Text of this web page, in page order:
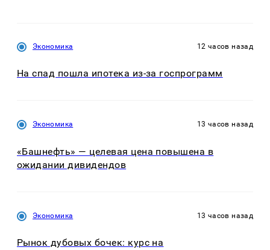
Экономика 12 часов назад
На спад пошла ипотека из-за госпрограмм
Экономика 13 часов назад
«Башнефть» — целевая цена повышена в
ожидании дивидендов
Экономика 13 часов назад
Рынок дубовых бочек: курс на